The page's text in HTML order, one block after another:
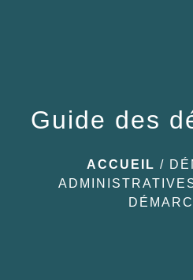
Guide des
ACCUEIL /